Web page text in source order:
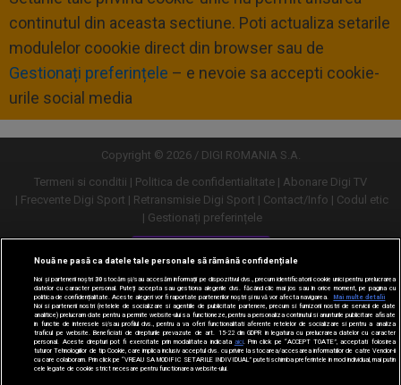
continutul din aceasta sectiune. Poti actualiza setarile
modulelor coookie direct din browser sau de
Gestionați preferințele – e nevoie sa accepti cookie-
urile social media
Copyright © 2026 / DIGI ROMANIA S.A.
Termeni si conditii
Politica de confidentialitate
Abonare Digi TV
Frecvente Digi Sport
Retransmisie Digi Sport Contact/Info
Codul etic
Gestionați preferințele
Versiune desktop
Nouă ne pasă ca datele tale personale să rămână confidențiale
Noi și partenerii noștri30stocăm și/sau accesăm informații pe dispozitivul dvs., precum identificatorii cookie unici pentru prelucrarea
datelor cu caracter personal. Puteți accepta sau gestiona alegerile dvs. făcând clic mai jos sau în orice moment, pe pagina cu
politica de confidențialitate. Aceste alegeri vor fi raportate partenerilor noștri și nu vă vor afecta navigarea.
Mai multe detalii
Noi si partenerii nostri (retelele de socializare si agentiile de publicitate partenere, precum si furnizorii nostri de servicii de date
analitice) prelucram date pentru a permite website-ului sa functioneze, pentru a personaliza continutul si anunturile publicitare afisate
in functie de interesele si/sau profilul dvs., pentru a va oferi functionalitati aferente retelelor de socializare si pentru a analiza
traficul pe website. Beneficiati de drepturile prevazute de art. 15-22 din GDPR in legatura cu prelucrarea datelor cu caracter
personal. Aceste drepturi pot fi exercitate prin modalitatea indicata aici. Prin click pe “ACCEPT TOATE”, acceptati folosirea
tuturor Tehnologiilor de tip Cookie, care implica inclusiv acceptul dvs. cu privire la stocarea/accesarea informatiilor de catre Vendor-ii
cu care colaboram. Prin click pe “VREAU SA MODIFIC SETARILE INDIVIDUAL” puteti schimba preferintele in mod individual, mai putin
cele legate de cookie strict necesare pentru functionarea website-ului.